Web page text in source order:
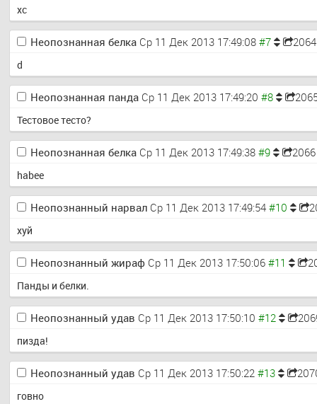
xc
Неопознанная белка Ср 11 Дек 2013 17:49:08 2064
d
Неопознанная панда Ср 11 Дек 2013 17:49:20
Тестовое тесто?
Неопознанная белка Ср 11 Дек 2013 17:49:38 2066
habee
Неопознанный нарвал Ср 11 Дек 2013 17:49:54
хуй
Неопознанный жираф Ср 11 Дек 2013 17:50:06
Панды и белки.
Неопознанный удав Ср 11 Дек 2013 17:50:10
пизда!
Неопознанный удав Ср 11 Дек 2013 17:50:22
говно